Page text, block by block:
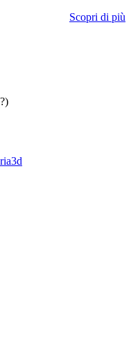
Scopri di più